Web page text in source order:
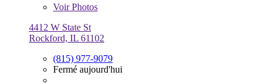
VoirPhotos
4412 W State St
Rockford, IL 61102
(815) 977-9079
Fermé aujourd'hui